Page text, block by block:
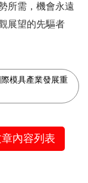
所需，機會永遠
展望的先驅者
際模具產業發展重
內容列表